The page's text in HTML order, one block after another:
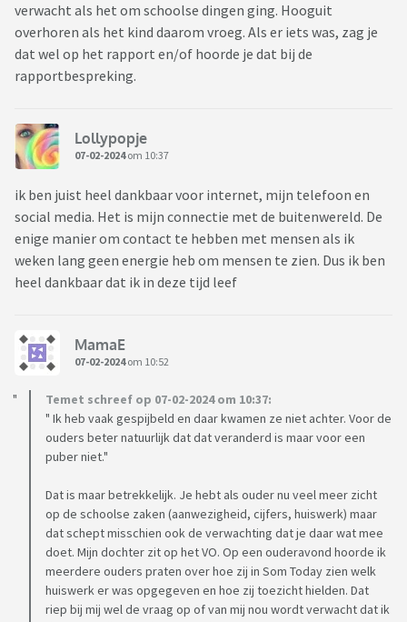
verwacht als het om schoolse dingen ging. Hooguit
overhoren als het kind daarom vroeg. Als er iets was, zag je
dat wel op het rapport en/of hoorde je dat bij de
rapportbespreking.
Lollypopje
07-02-2024om 10:37
ik ben juist heel dankbaar voor internet, mijn telefoon en
social media. Het is mijn connectie met de buitenwereld. De
enige manier om contact te hebben met mensen als ik
weken lang geen energie heb om mensen te zien. Dus ik ben
heel dankbaar dat ik in deze tijd leef
MamaE
07-02-2024om 10:52
Temet schreef op 07-02-2024 om 10:37:
" Ik heb vaak gespijbeld en daar kwamen ze niet achter. Voor de
ouders beter natuurlijk dat dat veranderd is maar voor een
puber niet."
Dat is maar betrekkelijk. Je hebt als ouder nu veel meer zicht
op de schoolse zaken (aanwezigheid, cijfers, huiswerk) maar
dat schept misschien ook de verwachting dat je daar wat mee
doet. Mijn dochter zit op het VO. Op een ouderavond hoorde ik
meerdere ouders praten over hoe zij in Som Today zien welk
huiswerk er was opgegeven en hoe zij toezicht hielden. Dat
riep bij mij wel de vraag op of van mij nou wordt verwacht dat ik